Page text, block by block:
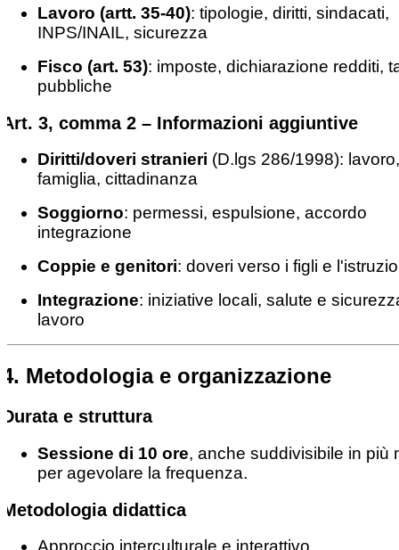
Lavoro (artt. 35-40): tipologie, diritti, sindacati,
INPS/INAIL, sicurezza
Fisco (art. 53): imposte, dichiarazione redditi,
pubbliche
Art. 3, comma 2 – Informazioni aggiuntive
Diritti/doveri stranieri (D.lgs 286/1998): lavoro,
famiglia, cittadinanza
Soggiorno: permessi, espulsione, accordo
integrazione
Coppie e genitori: doveri verso i figli e
Integrazione: iniziative locali, salute e
lavoro
4. Metodologia e organizzazione
Durata e struttura
Sessione di 10 ore, anche suddivisibile in più
per agevolare la frequenza.
Metodologia didattica
Approccio interculturale e interattivo